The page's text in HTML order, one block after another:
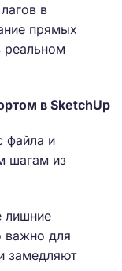
в
прямых
реальном
в SketchUp
файла и
шагам из
лишние
важно для
замедляют